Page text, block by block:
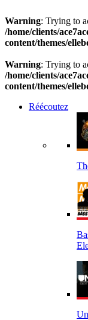
Warning: Trying to
/home/clients/
content/themes/
Warning: Trying to
/home/clients/
content/themes/
Réécoutez